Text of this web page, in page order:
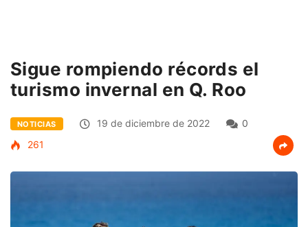
Sigue rompiendo récords el
turismo invernal en Q. Roo
NOTICIAS 19 de diciembre de 2022
0
261